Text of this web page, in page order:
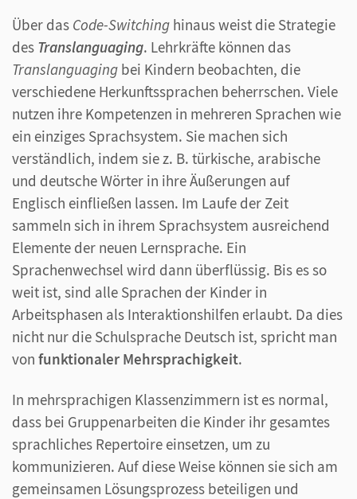
Über das Code-Switching hinaus weist die Strategie
des Translanguaging. Lehrkräfte können das
Translanguaging bei Kindern beobachten, die
verschiedene Herkunftssprachen beherrschen. Viele
nutzen ihre Kompetenzen in mehreren Sprachen wie
ein einziges Sprachsystem. Sie machen sich
verständlich, indem sie z. B. türkische, arabische
und deutsche Wörter in ihre Äußerungen auf
Englisch einfließen lassen. Im Laufe der Zeit
sammeln sich in ihrem Sprachsystem ausreichend
Elemente der neuen Lernsprache. Ein
Sprachenwechsel wird dann überflüssig. Bis es so
weit ist, sind alle Sprachen der Kinder in
Arbeitsphasen als Interaktionshilfen erlaubt. Da dies
nicht nur die Schulsprache Deutsch ist, spricht man
von funktionaler Mehrsprachigkeit.
In mehrsprachigen Klassenzimmern ist es normal,
dass bei Gruppenarbeiten die Kinder ihr gesamtes
sprachliches Repertoire einsetzen, um zu
kommunizieren. Auf diese Weise können sie sich am
gemeinsamen Lösungsprozess beteiligen und